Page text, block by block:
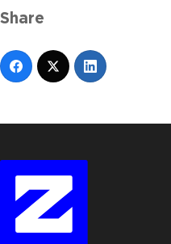
Share